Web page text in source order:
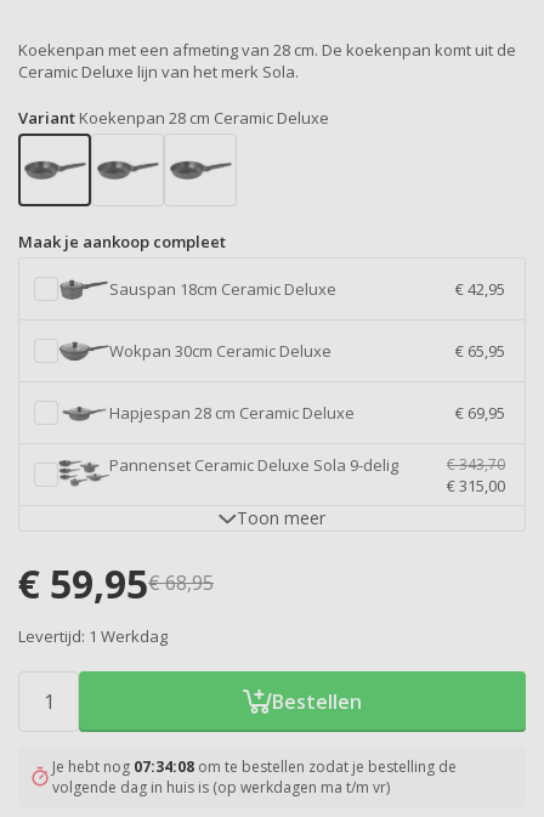
Koekenpan met een afmeting van 28 cm. De koekenpan komt uit de
Ceramic Deluxe lijn van het merk Sola.
Variant Koekenpan 28 cm Ceramic Deluxe
Maak je aankoop compleet
Sauspan 18cm Ceramic Deluxe € 42,95
Wokpan 30cm Ceramic Deluxe € 65,95
Hapjespan 28 cm Ceramic Deluxe € 69,95
Pannenset Ceramic Deluxe Sola 9-delig
€ 315,00
€ 343,70
Toon meer
€68,95
€ 59,95
Levertijd: 1 Werkdag
Bestellen
Je hebt nog 07:34:08 om te bestellen zodat je bestelling de
volgende dag in huis is (op werkdagen ma t/m vr)